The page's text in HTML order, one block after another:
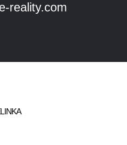
reality.com